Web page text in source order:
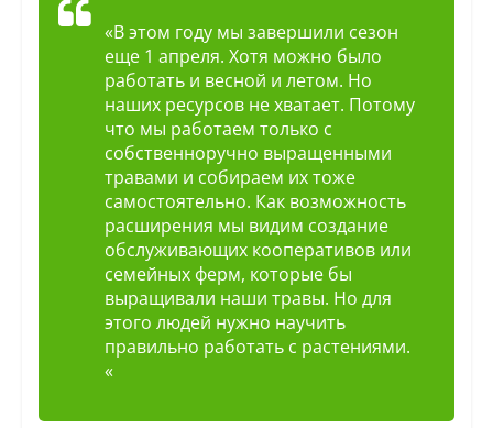
«В этом году мы завершили сезон
еще 1 апреля. Хотя можно было
работать и весной и летом. Но
наших ресурсов не хватает. Потому
что мы работаем только с
собственноручно выращенными
травами и собираем их тоже
самостоятельно. Как возможность
расширения мы видим создание
обслуживающих кооперативов или
семейных ферм, которые бы
выращивали наши травы. Но для
этого людей нужно научить
правильно работать с растениями.
«